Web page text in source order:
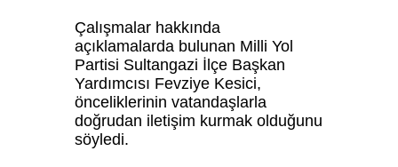
Çalışmalar hakkında
açıklamalarda bulunan Milli Yol
Partisi Sultangazi İlçe Başkan
Yardımcısı Fevziye Kesici,
önceliklerinin vatandaşlarla
doğrudan iletişim kurmak olduğunu
söyledi.